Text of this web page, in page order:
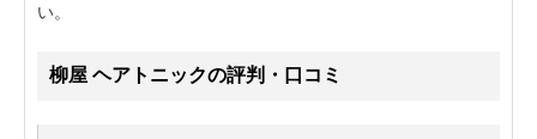
い。
柳屋 ヘアトニックの評判・口コミ